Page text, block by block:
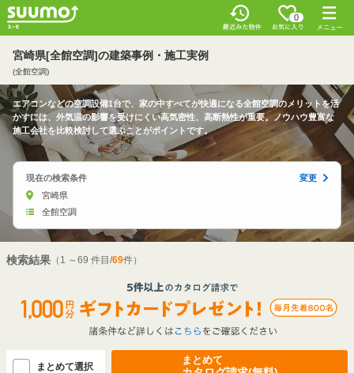
0
宮崎県[全館空調]の建築事例・施工実例
(全館空調)
エアコンなどの空調設備1台で、家の中すべてが快適になる全館空調のメリットを活
かすには、外気温の影響を受けにくい高気密性、高断熱性が重要。ノウハウ豊富な
施工会社を比較検討して選ぶことがポイントです。
現在の検索条件
変更
宮崎県
全館空調
検索結果 （1 ～69 件目/69件）
まとめて選択
まとめて